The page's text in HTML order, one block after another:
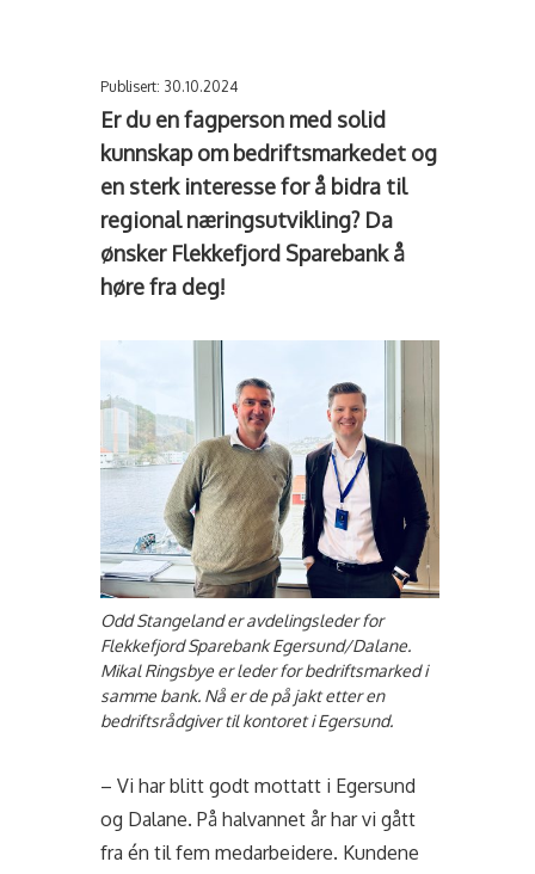
Publisert: 30.10.2024
Er du en fagperson med solid
kunnskap om bedriftsmarkedet og
en sterk interesse for å bidra til
regional næringsutvikling? Da
ønsker Flekkefjord Sparebank å
høre fra deg!
Odd Stangeland er avdelingsleder for
Flekkefjord Sparebank Egersund/Dalane.
Mikal Ringsbye er leder for bedriftsmarked i
samme bank. Nå er de på jakt etter en
bedriftsrådgiver til kontoret i Egersund.
– Vi har blitt godt mottatt i Egersund
og Dalane. På halvannet år har vi gått
fra én til fem medarbeidere. Kundene